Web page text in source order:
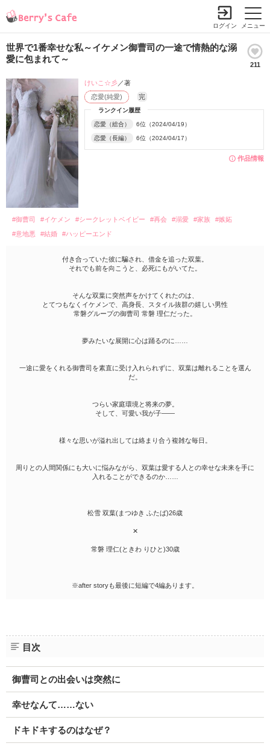
メニュー
ログイン
世界で1番幸せな私～イケメン御曹司の一途で情熱的な溺
愛に包まれて～
211
作品情報
ランクイン履歴
恋愛（総合） 6位（2024/04/19）
恋愛（長編） 6位（2024/04/17）
恋愛(純愛) 完
けいこ☆彡／著
#御曹司 #イケメン #シークレットベイビー #再会 #溺愛 #家族
#嫉妬
#意地悪
#結婚 #ハッピーエンド
付き合っていた彼に騙され、借金を追った双葉。
それでも前を向こうと、必死にもがいてた。
そんな双葉に突然声をかけてくれたのは、
とてつもなくイケメンで、高身長、スタイル抜群の嬉しい男性
常磐グループの御曹司 常磐 理仁だった。
夢みたいな展開に心は踊るのに……
一途に愛をくれる御曹司を素直に受け入れられずに、双葉は離れることを選ん
だ。
つらい家庭環境と将来の夢。
そして、可愛い我が子――
様々な思いが溢れ出しては絡まり合う複雑な毎日。
周りとの人間関係にも大いに悩みながら、双葉は愛する人との幸せな未来を手に
入れることができるのか……
松雪 双葉(まつゆき ふたば)26歳
‪✕‬
常磐 理仁(ときわ りひと)30歳
※after storyも最後に短編で4編あります。
目次
御曹司との出会いは突然に
幸せなんて……ない
ドキドキするのはなぜ？